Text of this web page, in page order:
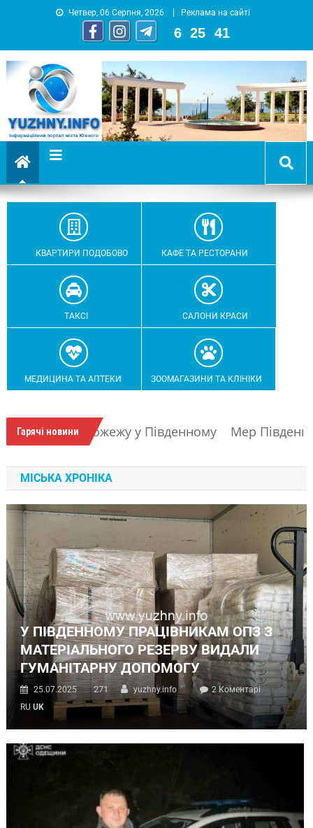
Четвер, 06 Серпня, 2026 Реклама на сайті
6 25 44
YUZHNY.INFO
информационный портал города Южный
КВАРТИРИ ПОДОБОВО КАФЕ ТА РЕСТОРАНИ
ТАКСІ САЛОНИ КРАСИ
МЕДИЦИНА ТА АПТЕКИ ЗООМАГАЗИНИ ТА КЛІНІКИ
Гарячі новини
Мер Південного провів інспекцію шкільного
МІСЬКА ХРОНІКА
У ПІВДЕННОМУ ПРАЦІВНИКАМ ОПЗ З
МАТЕРІАЛЬНОГО РЕЗЕРВУ ВИДАЛИ
ГУМАНІТАРНУ ДОПОМОГУ
25.07.2025 271 yuzhny.info
2 Коментарі
RU UK